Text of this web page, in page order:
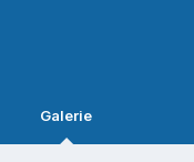
Galerie